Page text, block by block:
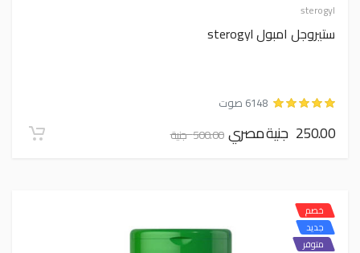
sterogyl
ستيروجل امبول sterogyl
6148 صوت
250.00 جنية مصري 500.00 جنية
خصم
جديد
متوفر